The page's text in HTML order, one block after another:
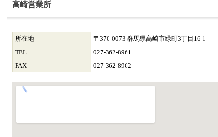
高崎営業所
所在地
〒370-0073 群馬県高崎市緑町3丁目16-1
TEL
027-362-8961
FAX
027-362-8962